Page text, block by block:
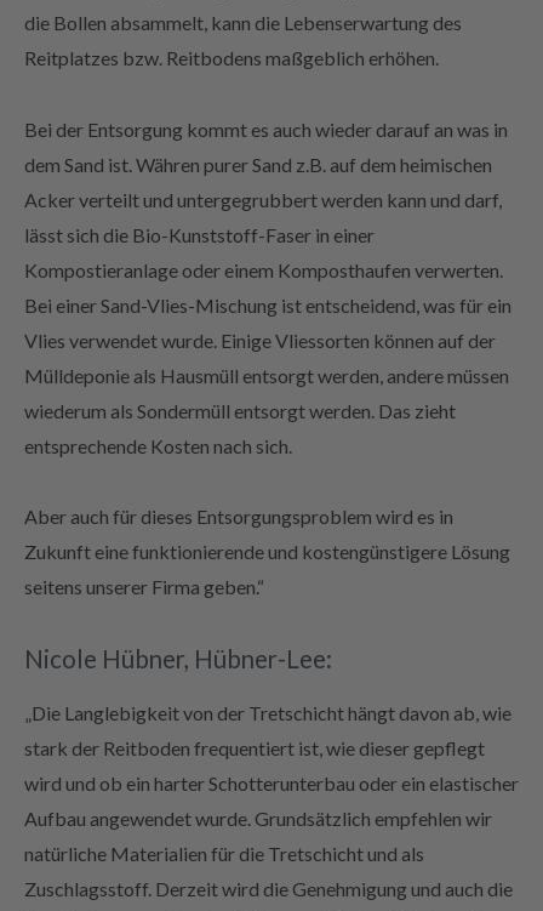
die Bollen absammelt, kann die Lebenserwartung des
Reitplatzes bzw. Reitbodens maßgeblich erhöhen.
Bei der Entsorgung kommt es auch wieder darauf an was in
dem Sand ist. Währen purer Sand z.B. auf dem heimischen
Acker verteilt und untergegrubbert werden kann und darf,
lässt sich die Bio-Kunststoff-Faser in einer
Kompostieranlage oder einem Komposthaufen verwerten.
Bei einer Sand-Vlies-Mischung ist entscheidend, was für ein
Vlies verwendet wurde. Einige Vliessorten können auf der
Mülldeponie als Hausmüll entsorgt werden, andere müssen
wiederum als Sondermüll entsorgt werden. Das zieht
entsprechende Kosten nach sich.
Aber auch für dieses Entsorgungsproblem wird es in
Zukunft eine funktionierende und kostengünstigere Lösung
seitens unserer Firma geben.“
Nicole Hübner, Hübner-Lee:
„Die Langlebigkeit von der Tretschicht hängt davon ab, wie
stark der Reitboden frequentiert ist, wie dieser gepflegt
wird und ob ein harter Schotterunterbau oder ein elastischer
Aufbau angewendet wurde. Grundsätzlich empfehlen wir
natürliche Materialien für die Tretschicht und als
Zuschlagsstoff. Derzeit wird die Genehmigung und auch die